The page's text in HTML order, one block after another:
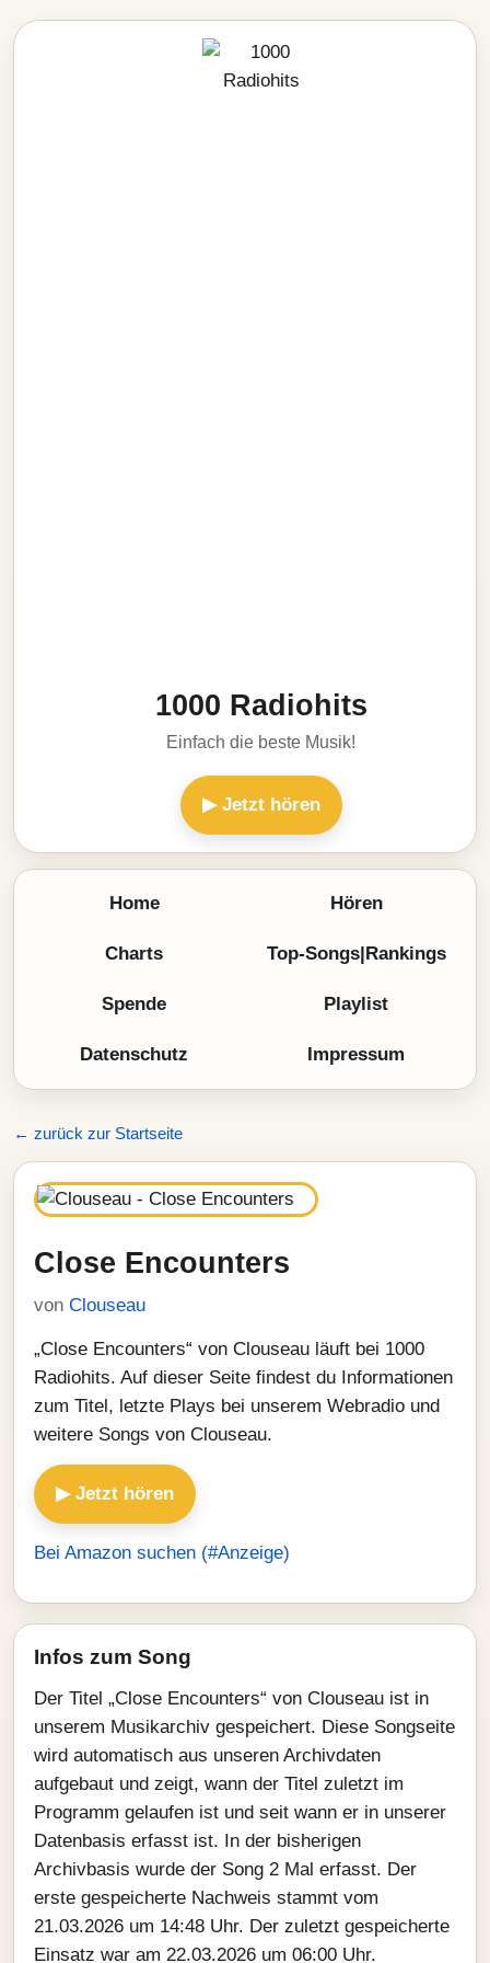
1000 Radiohits
Einfach die beste Musik!
▶ Jetzt hören
Home Hören
Charts Top-Songs|Rankings
Spende Playlist
Datenschutz Impressum
← zurück zur Startseite
Close Encounters
von Clouseau
„Close Encounters“ von Clouseau läuft bei 1000
Radiohits. Auf dieser Seite findest du Informationen
zum Titel, letzte Plays bei unserem Webradio und
weitere Songs von Clouseau.
▶ Jetzt hören
Bei Amazon suchen (#Anzeige)
Infos zum Song
Der Titel „Close Encounters“ von Clouseau ist in
unserem Musikarchiv gespeichert. Diese Songseite
wird automatisch aus unseren Archivdaten
aufgebaut und zeigt, wann der Titel zuletzt im
Programm gelaufen ist und seit wann er in unserer
Datenbasis erfasst ist. In der bisherigen
Archivbasis wurde der Song 2 Mal erfasst. Der
erste gespeicherte Nachweis stammt vom
21.03.2026 um 14:48 Uhr. Der zuletzt gespeicherte
Einsatz war am 22.03.2026 um 06:00 Uhr.